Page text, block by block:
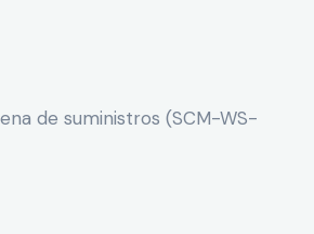
de suministros (SCM-WS-